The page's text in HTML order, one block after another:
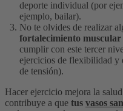
deporte individual (por
ejemplo, bailar).
No te olvides de realizar
fortalecimiento muscular
cumplir con este tercer
ejercicios de flexibilidad y
de tensión).
Hacer ejercicio mejora la
contribuye a que tus vasos